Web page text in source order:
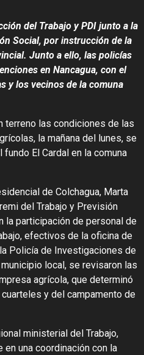
del Trabajo y PDI junto a la
Social, por instrucción de la
Junto a ello, las policías
en Nancagua, con el
y los vecinos de la comuna
terreno las condiciones de las
la mañana del lunes, se
El Cardal en la comuna
de Colchagua, Marta
del Trabajo y Previsión
la participación de personal de
efectivos de la oficina de
Policía de Investigaciones de
local, se revisaron las
agrícola, que determinó
y del campamento de
ministerial del Trabajo,
en una coordinación con la